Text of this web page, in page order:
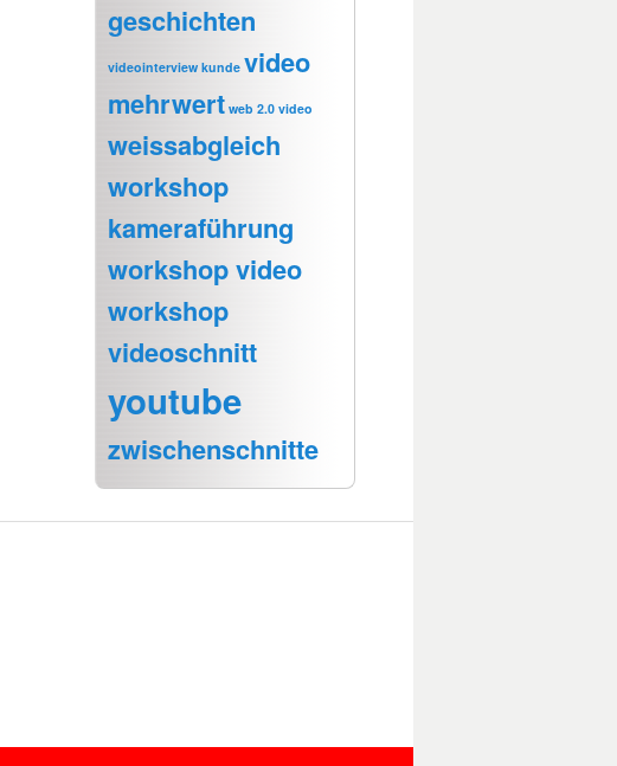
geschichten
videointerview kunde video
mehrwert web 2.0 video
weissabgleich
workshop
kameraführung
workshop video
workshop
videoschnitt
youtube
zwischenschnitte